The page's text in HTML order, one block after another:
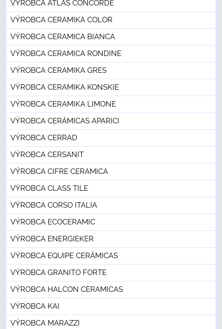
VÝROBCA ATLAS CONCORDE
VÝROBCA CERAMIKA COLOR
VÝROBCA CERAMICA BIANCA
VÝROBCA CERAMICA RONDINE
VÝROBCA CERAMIKA GRES
VÝROBCA CERAMIKA KONSKIE
VÝROBCA CERAMIKA LIMONE
VÝROBCA CERÁMICAS APARICI
VÝROBCA CERRAD
VÝROBCA CERSANIT
VÝROBCA CIFRE CERAMICA
VÝROBCA CLASS TILE
VÝROBCA CORSO ITALIA
VÝROBCA ECOCERAMIC
VÝROBCA ENERGIEKER
VÝROBCA EQUIPE CERÁMICAS
VÝROBCA GRANITO FORTE
VÝROBCA HALCON CERAMICAS
VÝROBCA KAI
VÝROBCA MARAZZI